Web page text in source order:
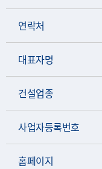
연락처
대표자명
건설업종
사업자등록번호
홈페이지